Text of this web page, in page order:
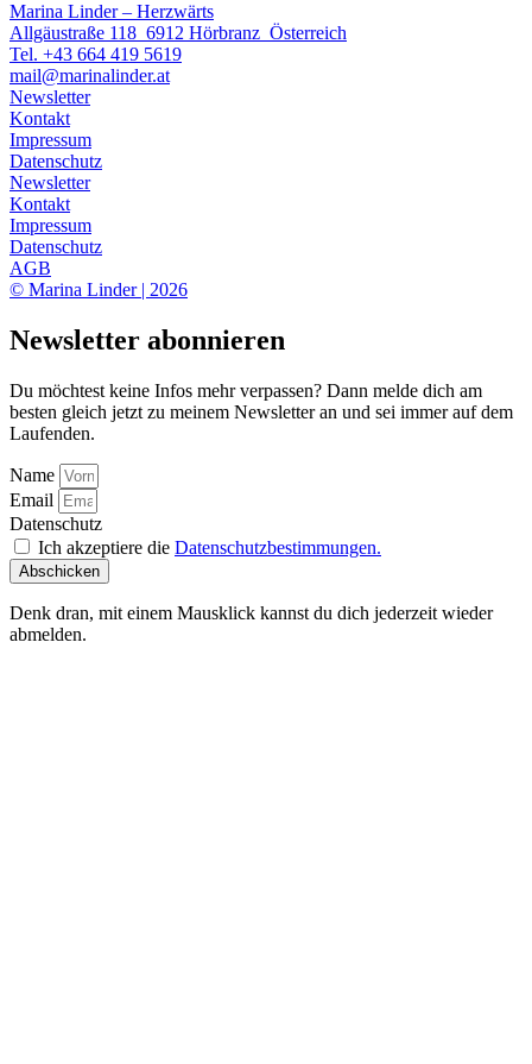
Marina Linder – Herzwärts
Allgäustraße 118 6912 Hörbranz Österreich
Tel. +43 664 419 5619
mail@marinalinder.at
Newsletter
Kontakt
Impressum
Datenschutz
Newsletter
Kontakt
Impressum
Datenschutz
AGB
© Marina Linder | 2026
Newsletter abonnieren
Du möchtest keine Infos mehr verpassen? Dann melde dich am
besten gleich jetzt zu meinem Newsletter an und sei immer auf dem
Laufenden.
Name
Email
Datenschutz
Ich akzeptiere die Datenschutzbestimmungen.
Abschicken
Denk dran, mit einem Mausklick kannst du dich jederzeit wieder
abmelden.